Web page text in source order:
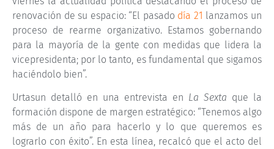
renovación de su espacio: “El pasado día 21 lanzamos un
proceso de rearme organizativo. Estamos gobernando
para la mayoría de la gente con medidas que lidera la
vicepresidenta; por lo tanto, es fundamental que sigamos
haciéndolo bien”.
Urtasun detalló en una entrevista en La Sexta que la
formación dispone de margen estratégico: “Tenemos algo
más de un año para hacerlo y lo que queremos es
lograrlo con éxito”. En esta línea, recalcó que el acto del